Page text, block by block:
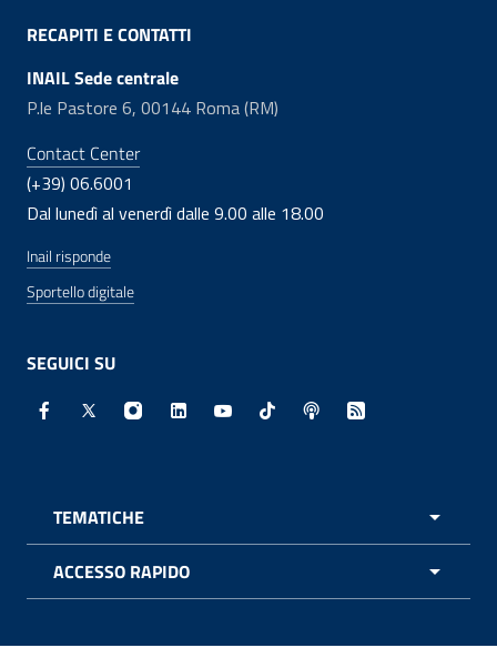
RECAPITI E CONTATTI
INAIL Sede centrale
P.le Pastore 6, 00144 Roma (RM)
Contact Center
(+39) 06.6001
Dal lunedì al venerdì dalle 9.00 alle 18.00
Inail risponde
Sportello digitale
SEGUICI SU
Facebook - Sito esterno - Apertura in nuova finestra
X - Sito esterno - Apertura in nuova finestra
Instagram - Sito esterno - Apertura in
Linkedin - Sito esterno - Apertura in
Youtube - Sito esterno -
TikTok - Sito esterno -
Spreaker - Sito
Feed RSS -
TEMATICHE
ACCESSO RAPIDO